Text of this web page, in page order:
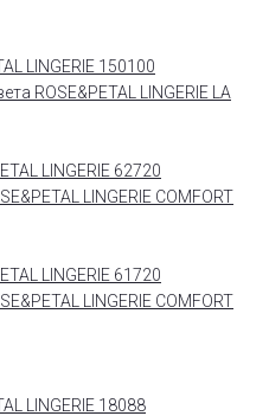
ROSE&PETAL LINGERIE LA
LINGERIE COMFORT
LINGERIE COMFORT